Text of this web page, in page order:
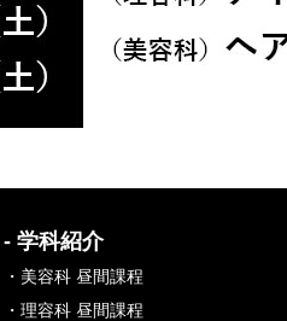
- 学科紹介
・美容科 昼間課程
・理容科 昼間課程